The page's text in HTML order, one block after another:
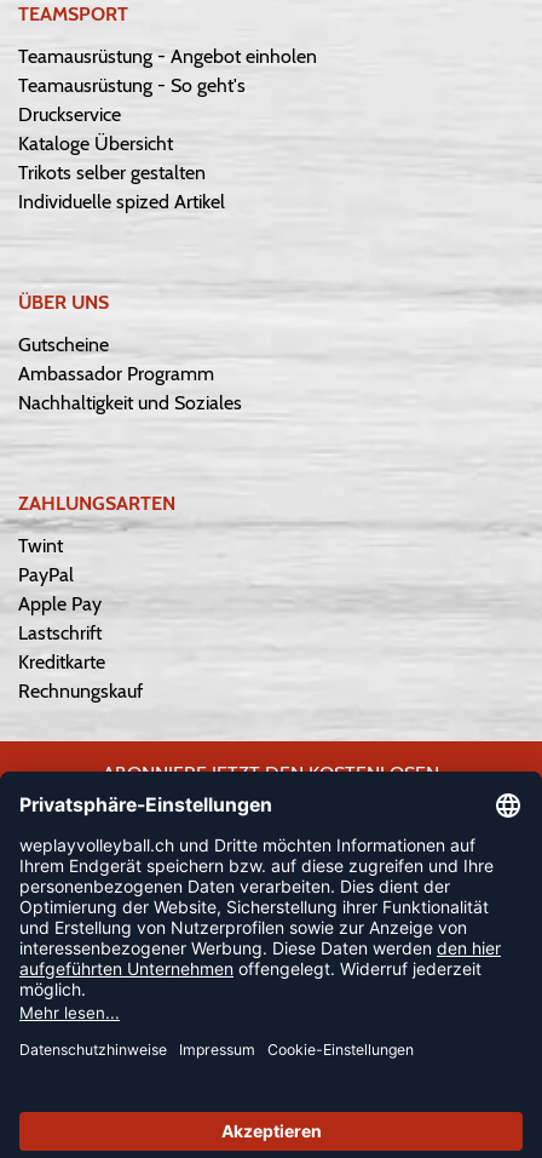
TEAMSPORT
Teamausrüstung - Angebot einholen
Teamausrüstung - So geht's
Druckservice
Kataloge Übersicht
Trikots selber gestalten
Individuelle spized Artikel
ÜBER UNS
Gutscheine
Ambassador Programm
Nachhaltigkeit und Soziales
ZAHLUNGSARTEN
Twint
PayPal
Apple Pay
Lastschrift
Kreditkarte
Rechnungskauf
ABONNIERE JETZT DEN KOSTENLOSEN
WEPLAYVOLLEYBALL-NEWSLETTER UND VERPASSE KEINE
JETZT ANMELDEN
FOLLOW US